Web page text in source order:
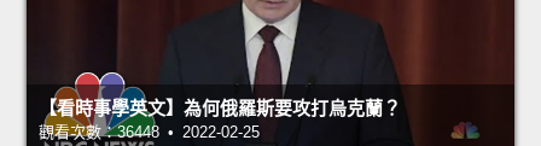
【看時事學英文】為何俄羅斯要攻打烏克蘭？
觀看次數：36448 • 2022-02-25